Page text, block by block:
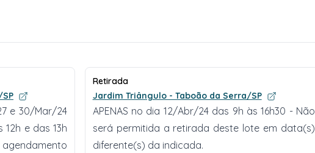
e 30/Mar/24
e das 13h
Retirada
Jardim Triângulo - Taboão da Serra/SP
APENAS no dia 12/Abr/24 das 9h às 16h30 - Não
será permitida a retirada deste lote em data(s)
diferente(s) da indicada.